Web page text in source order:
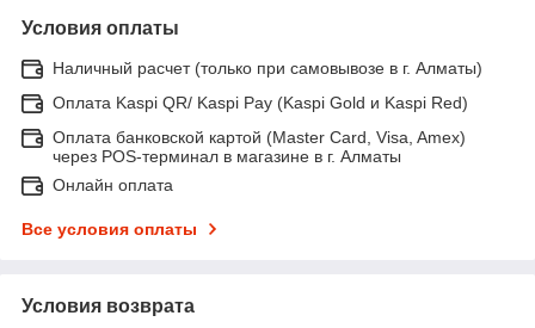
Условия оплаты
Наличный расчет (только при самовывозе в г. Алматы)
Оплата Kaspi QR/ Kaspi Pay (Kaspi Gold и Kaspi Red)
Оплата банковской картой (Master Card, Visa, Amex)
через POS-терминал в магазине в г. Алматы
Онлайн оплата
Все условия оплаты
Условия возврата